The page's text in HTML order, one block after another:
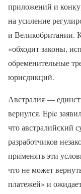
приложений и
на усиление
и Великобритании.
«обходит законы,
обременительные
юрисдикций.
Австралия —
вернулся. Epic
что австралийский
разработчиков
применять эти
что не может
платежей» и